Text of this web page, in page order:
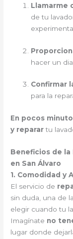
Llamarme
de tu
hacer un
Confirmar
para la
En pocos
y reparartu
Beneficios de la
en San Álvaro
1. Comodidad y
El servicio de
sin duda, una de
elegir cuando tu
Imagínate no
lugar donde